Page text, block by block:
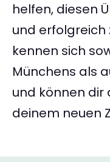
helfen, diesen
und erfolgreich
kennen sich
Münchens als
und können dir
deinem neuen